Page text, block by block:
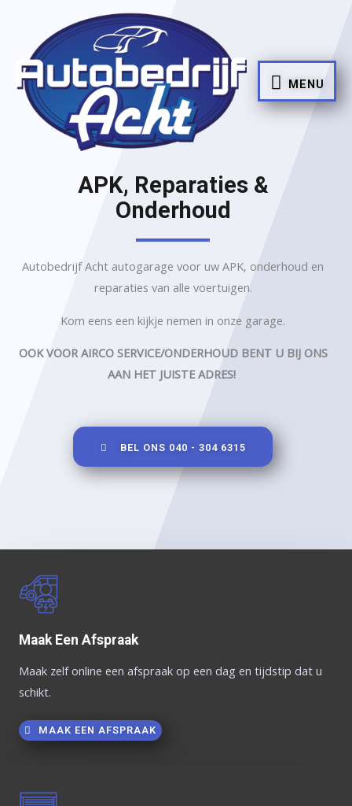
MENU
APK, Reparaties &
Onderhoud
Autobedrijf Acht autogarage voor uw APK, onderhoud en
reparaties van alle voertuigen.
Kom eens een kijkje nemen in onze garage.
OOK VOOR AIRCO SERVICE/ONDERHOUD BENT U BIJ ONS
AAN HET JUISTE ADRES!
BEL ONS 040 - 304 6315
Maak Een Afspraak
Maak zelf online een afspraak op een dag en tijdstip dat u
schikt.
MAAK EEN AFSPRAAK